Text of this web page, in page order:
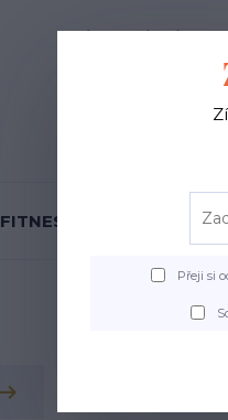
O nás Jak
FITNESS LEGÍNY
Přeji si